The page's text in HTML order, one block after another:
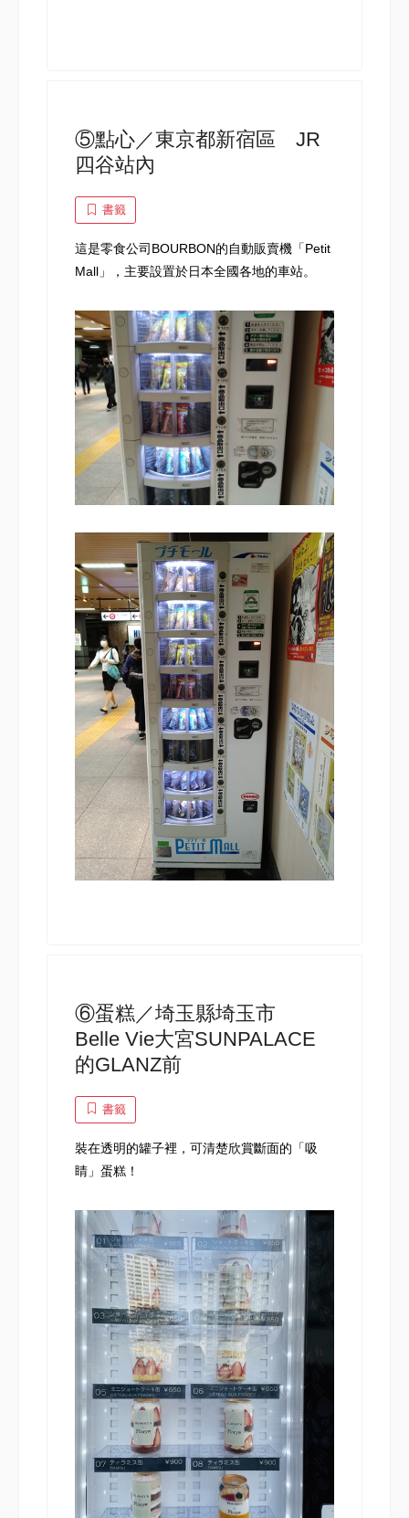
⑤點心／東京都新宿區 JR
四谷站內
書籤
這是零食公司BOURBON的自動販賣機「Petit
Mall」，主要設置於日本全國各地的車站。
⑥蛋糕／埼玉縣埼玉市
Belle Vie大宮SUNPALACE
的GLANZ前
書籤
裝在透明的罐子裡，可清楚欣賞斷面的「吸
睛」蛋糕！